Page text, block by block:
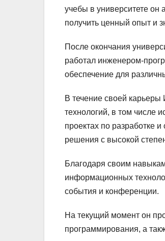
учебы в университете он
получить ценный опыт и
После окончания
работал инженером-
обеспечение для
В течение своей
технологий, в том числе
проектах по разработке
решения с высокой
Благодаря своим
информационных
события и конференции.
На текущий момент он
программирования, а